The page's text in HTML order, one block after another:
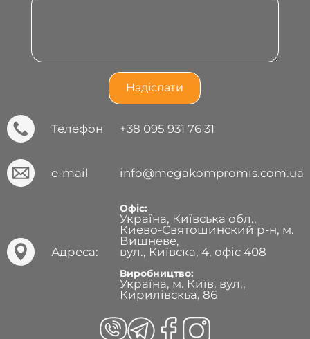
Телефон +38 095 931 76 31
e-mail info@megakompromis.com.ua
Адреса:
Офіс:
Україна, Київська обл.,
Киево-Святошинский р-н, м.
Вишневе,
вул., Київска, 4, офіс 408
Виробництво:
Україна, м. Київ, вул.,
Кирилівскьа, 86